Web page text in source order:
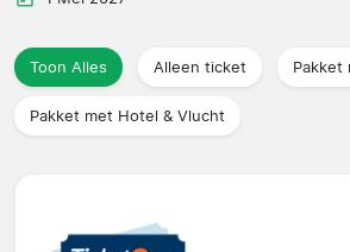
Reisorganisaties
Toon Alles Alleen ticket Pakket
Pakket met Hotel & Vlucht